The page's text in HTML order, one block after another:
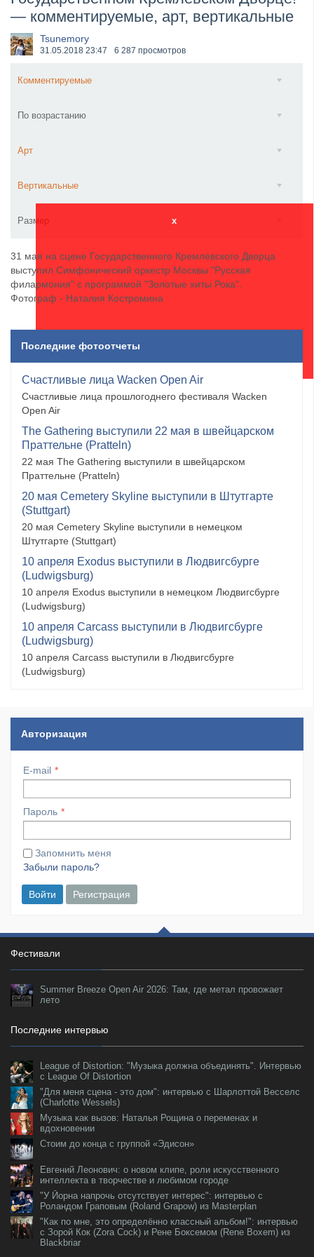
​Wacken Open Air 2027 объявил новую волну участ...
— комментируемые, арт, вертикальные
Tsunemory
31.05.2018 23:47 6 287 просмотров
Комментируемые
По возрастанию
Арт
Вертикальные
Размер x
31 мая на сцене Государственного Кремлёвского Дворца
выступил Симфонический оркестр Москвы "Русская
филармония" с программой "Золотые хиты Рока".
Фотограф - Наталия Костромина
Последние фотоотчеты
Счастливые лица Wacken Open Air
Счастливые лица прошлогоднего фестиваля Wacken
Open Air
The Gathering выступили 22 мая в швейцарском
Праттельне (Pratteln)
22 мая The Gathering выступили в швейцарском
Праттельне (Pratteln)
20 мая Cemetery Skyline выступили в Штутгарте
(Stuttgart)
20 мая Cemetery Skyline выступили в немецком
Штутгарте (Stuttgart)
10 апреля Exodus выступили в Людвигсбурге
(Ludwigsburg)
10 апреля Exodus выступили в немецком Людвигсбурге
(Ludwigsburg)
10 апреля Carcass выступили в Людвигсбурге
(Ludwigsburg)
10 апреля Carcass выступили в Людвигсбурге
(Ludwigsburg)
Авторизация
E-mail
Пароль
Запомнить меня
Забыли пароль?
Войти Регистрация
Фестивали
Summer Breeze Open Air 2026: Там, где метал провожает
лето
Последние интервью
League of Distortion: "Музыка должна объединять". Интервью
с League Of Distortion
"Для меня сцена - это дом": интервью с Шарлоттой Весселс
(Charlotte Wessels)
Музыка как вызов: Наталья Рощина о переменах и
вдохновении
Стоим до конца с группой «Эдисон»
Евгений Леонович: о новом клипе, роли искусственного
интеллекта в творчестве и любимом городе
"У Йорна напрочь отсутствует интерес": интервью с
Роландом Граповым (Roland Grapow) из Masterplan
"Как по мне, это определённо классный альбом!": интервью
с Зорой Кок (Zora Cock) и Рене Боксемом (Rene Boxem) из
Blackbriar